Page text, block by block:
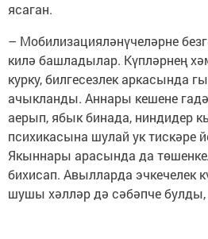
ясаган.
– Мобилизацияләнүчеләрне
килә башладылар. Күпләрнең
курку, билгесезлек аркасында
ачыкланды. Аннары кешене
аерып, ябык бинада, ниндидер
психикасына шулай ук тискәре
Якыннары арасында да
бихисап. Авылларда эчкечелек
шушы хәлләр дә сәбәпче булды,